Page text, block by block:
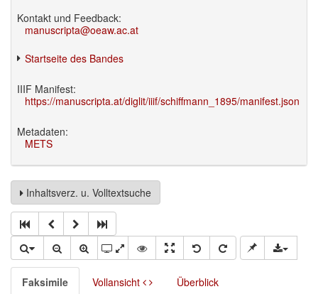
Kontakt und Feedback:
manuscripta@oeaw.ac.at
Startseite des Bandes
IIIF Manifest:
https://manuscripta.at/diglit/iiif/schiffmann_1895/manifest.json
Metadaten:
METS
Inhaltsverz. u. Volltextsuche
Faksimile Vollansicht Überblick